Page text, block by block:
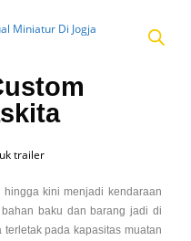
hingga kini menjadi kendaraan
baku dan barang jadi di
pada kapasitas muatan